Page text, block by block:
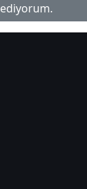
ediyorum.